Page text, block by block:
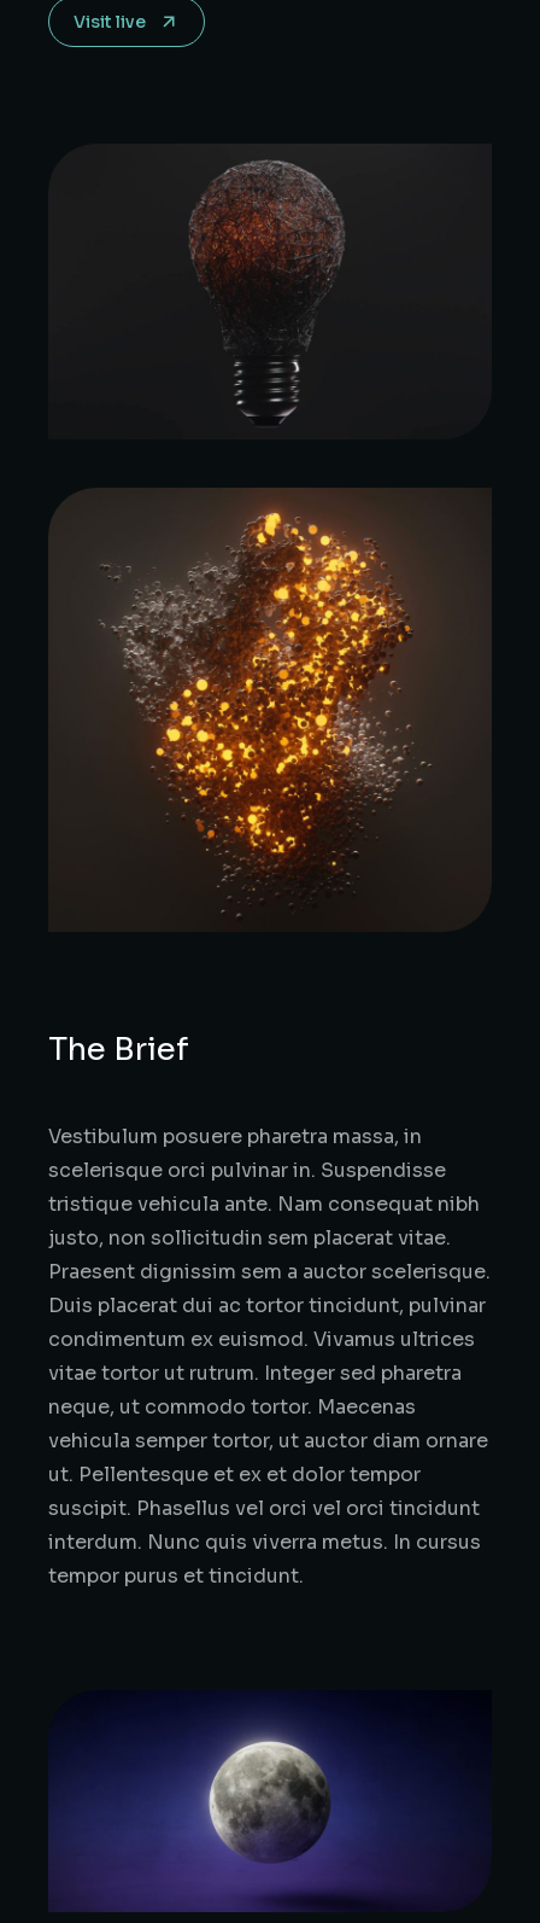
Visit live
The Brief
Vestibulum posuere pharetra massa, in
scelerisque orci pulvinar in. Suspendisse
tristique vehicula ante. Nam consequat nibh
justo, non sollicitudin sem placerat vitae.
Praesent dignissim sem a auctor scelerisque.
Duis placerat dui ac tortor tincidunt, pulvinar
condimentum ex euismod. Vivamus ultrices
vitae tortor ut rutrum. Integer sed pharetra
neque, ut commodo tortor. Maecenas
vehicula semper tortor, ut auctor diam ornare
ut. Pellentesque et ex et dolor tempor
suscipit. Phasellus vel orci vel orci tincidunt
interdum. Nunc quis viverra metus. In cursus
tempor purus et tincidunt.